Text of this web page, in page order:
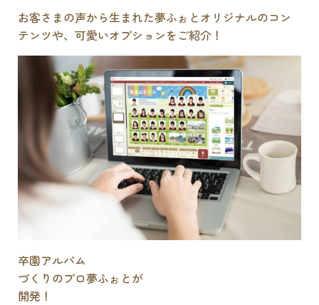
お客さまの声から生まれた夢ふぉとオリジナルのコン
テンツや、可愛いオプションをご紹介！
卒園アルバム
づくりのプロ夢ふぉとが
開発！